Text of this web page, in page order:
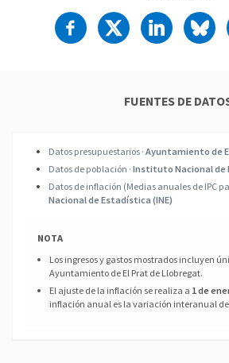
FUENTES DE
Datos presupuestarios · Ayuntamiento de
Datos de población · Instituto Nacional de
Datos de inflación (Medias anuales de IPC
Nacional de Estadística (INE)
NOTA
Los ingresos y gastos mostrados incluyen
Ayuntamiento de El Prat de Llobregat.
El ajuste de la inflación se realiza a 1 de
inflación anual es la variación interanual